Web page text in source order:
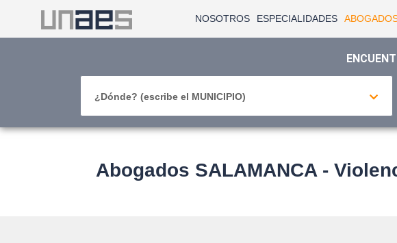
NOSOTROS ESPECIALIDADES
¿Dónde? (escribe el MUNICIPIO)
Abogados SALAMANCA -